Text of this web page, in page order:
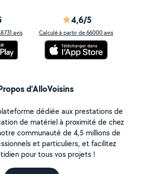
avis
4,6/5
Calculé à partir de 66000 avis
d’AlloVoisins
dédiée aux prestations de
de matériel à proximité de chez
communauté de 4,5 millions de
et particuliers, et facilitez
pour tous vos projets !